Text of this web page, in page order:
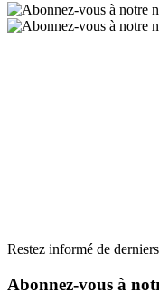
Restez informé de
Abonnez-vous à